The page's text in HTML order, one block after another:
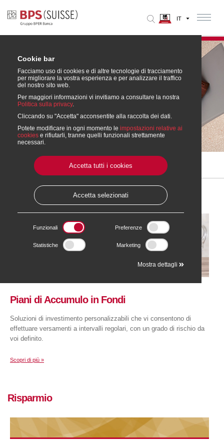
Risparmio
» Risparmio
Piani di Accumulo in Fondi
Soluzioni di investimento personalizzabili che vi consentono di
effettuare versamenti a intervalli regolari, con un grado di rischio da
voi definito.
Scopri di più »
Risparmio
Cookie bar
Facciamo uso di cookies e di altre tecnologie di tracciamento
per migliorare la vostra esperienza e per analizzare il traffico
del nostro sito web.
Per maggiori informazioni vi invitiamo a consultare la nostra
Politica sulla privacy.
Cliccando su "Accetta" acconsentite alla raccolta dei dati.
Potete modificare in ogni momento le impostazioni relative ai
cookies e rifiutarli, tranne quelli funzionali strettamente
necessari.
Accetta tutti i cookies
Accetta selezionati
Funzionali Preferenze
Statistiche Marketing
Mostra dettagli